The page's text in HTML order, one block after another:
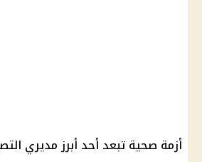
أزمة صحية تبعد أحد أبرز مديري